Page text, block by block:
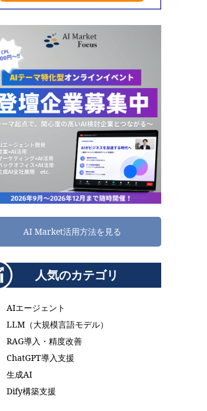
AI Market活用方法を見る
人気のカテゴリ
AIエージェント
LLM（大規模言語モデル）
RAG導入・精度改善
ChatGPT導入支援
生成AI
Dify構築支援